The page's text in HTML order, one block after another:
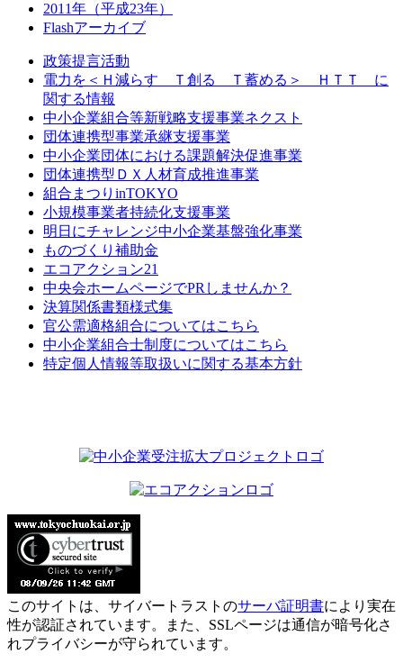
2011年（平成23年）
Flashアーカイブ
政策提言活動
電力を＜Ｈ減らす Ｔ創る Ｔ蓄める＞ ＨＴＴ に
関する情報
中小企業組合等新戦略支援事業ネクスト
団体連携型事業承継支援事業
中小企業団体における課題解決促進事業
団体連携型ＤＸ人材育成推進事業
組合まつりinTOKYO
小規模事業者持続化支援事業
明日にチャレンジ中小企業基盤強化事業
ものづくり補助金
エコアクション21
中央会ホームページでPRしませんか？
決算関係書類様式集
官公需適格組合についてはこちら
中小企業組合士制度についてはこちら
特定個人情報等取扱いに関する基本方針
このサイトは、サイバートラストのサーバ証明書により実在
性が認証されています。また、SSLページは通信が暗号化さ
れプライバシーが守られています。